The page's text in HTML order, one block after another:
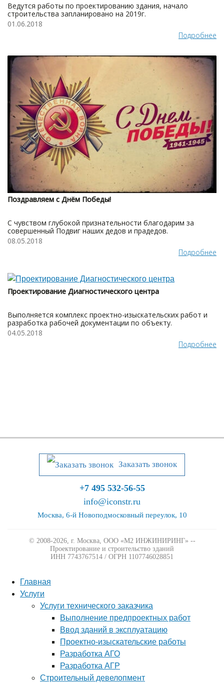
Ведутся работы по проектированию здания, начало
строительства запланировано на 2019г.
01.06.2018
Подробнее
Поздравляем с Днём Победы!
С чувством глубокой признательности благодарим за
совершенный Подвиг наших дедов и прадедов.
08.05.2018
Подробнее
Проектирование Диагностического центра
Выполняется комплекс проектно-изыскательских работ и
разработка рабочей документации по объекту.
04.05.2018
Подробнее
Заказать звонок
+7 495 532-56-55
info@iconstr.ru
Москва, 6-й Новоподмосковный переулок, 10
© 2008-2026, г. Москва, ООО «М2 ИНЖИНИРИНГ» --
Проектирование и строительство зданий
ИНН 7743767514 / ОГРН 1107746028851
Главная
Услуги
Услуги технического заказчика
Выполнение предпроектных работ
Ввод зданий в эксплуатацию
Проектно-изыскательские работы
Разработка АГО
Разработка АГР
Строительный девелопмент